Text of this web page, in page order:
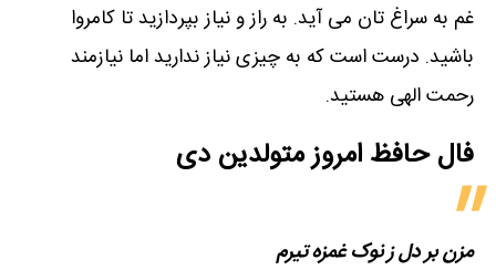
غم به سراغ تان می آید. به راز و نیاز بپردازید تا کامروا
باشید. درست است که به چیزی نیاز ندارید اما نیازمند
رحمت الهی هستید.
فال حافظ امروز متولدین‌ دی
مزن بر دل ز نوک غمزه تیرم